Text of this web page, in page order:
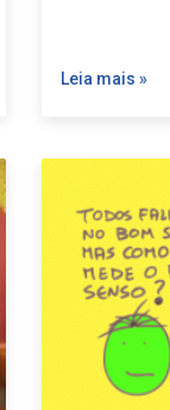
Leia mais »